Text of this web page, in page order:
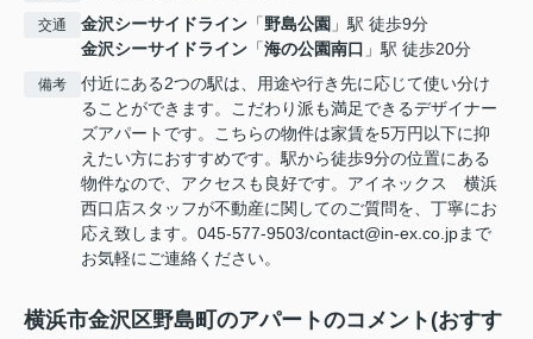
交通 金沢シーサイドライン 「野島公園 」駅 徒歩9分
金沢シーサイドライン 「海の公園南口 」駅 徒歩20分
備考
付近にある2つの駅は、用途や行き先に応じて使い分け
ることができます。こだわり派も満足できるデザイナー
ズアパートです。こちらの物件は家賃を5万円以下に抑
えたい方におすすめです。駅から徒歩9分の位置にある
物件なので、アクセスも良好です。アイネックス 横浜
西口店スタッフが不動産に関してのご質問を、丁寧にお
応え致します。045-577-9503/contact@in-ex.co.jpまで
お気軽にご連絡ください。
横浜市金沢区野島町のアパートのコメント(おすす